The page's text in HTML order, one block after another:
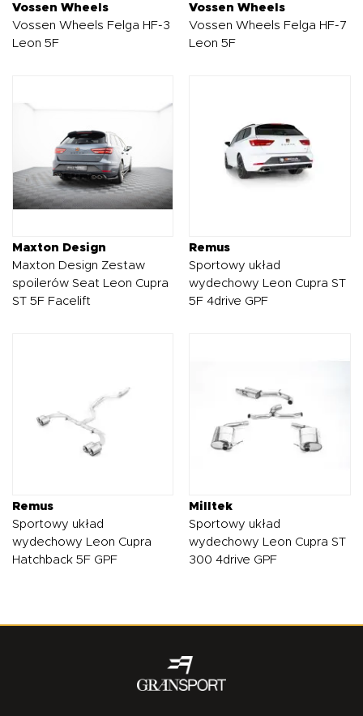
Vossen Wheels
Vossen Wheels Felga HF-3
Leon 5F
Vossen Wheels
Vossen Wheels Felga HF-7
Leon 5F
Maxton Design
Maxton Design Zestaw
spoilerów Seat Leon Cupra
ST 5F Facelift
Remus
Sportowy układ
wydechowy Leon Cupra ST
5F 4drive GPF
Remus
Sportowy układ
wydechowy Leon Cupra
Hatchback 5F GPF
Milltek
Sportowy układ
wydechowy Leon Cupra ST
300 4drive GPF